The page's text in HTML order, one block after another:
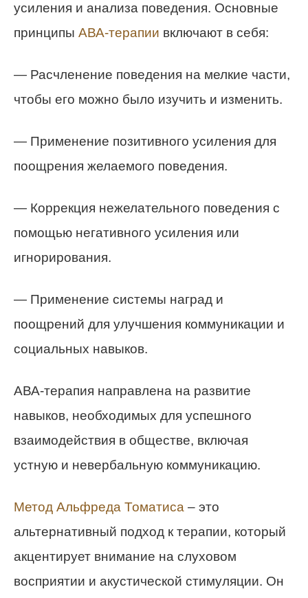
усиления и анализа поведения. Основные
принципы АВА-терапии включают в себя:
— Расчленение поведения на мелкие части,
чтобы его можно было изучить и изменить.
— Применение позитивного усиления для
поощрения желаемого поведения.
— Коррекция нежелательного поведения с
помощью негативного усиления или
игнорирования.
— Применение системы наград и
поощрений для улучшения коммуникации и
социальных навыков.
АВА-терапия направлена на развитие
навыков, необходимых для успешного
взаимодействия в обществе, включая
устную и невербальную коммуникацию.
Метод Альфреда Томатиса – это
альтернативный подход к терапии, который
акцентирует внимание на слуховом
восприятии и акустической стимуляции. Он